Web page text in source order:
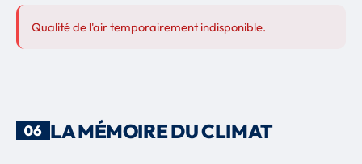
Qualité de l'air temporairement indisponible.
06 LA MÉMOIRE DU CLIMAT